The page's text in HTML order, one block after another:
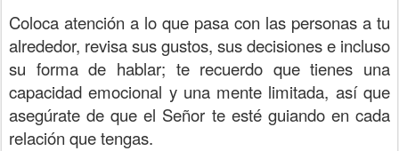
Coloca atención a lo que pasa con las personas a tu
alrededor, revisa sus gustos, sus decisiones e incluso
su forma de hablar; te recuerdo que tienes una
capacidad emocional y una mente limitada, así que
asegúrate de que el Señor te esté guiando en cada
relación que tengas.